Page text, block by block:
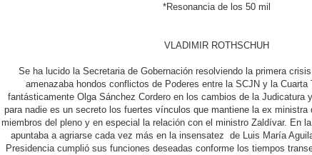
*Resonancia de los 50 mil
VLADIMIR ROTHSCHUH
Se ha lucido la Secretaria de Gobernación resolviendo la primera
amenazaba hondos conflictos de Poderes entre la SCJN y la Cuarta
fantásticamente Olga Sánchez Cordero en los cambios de la Judicatura
para nadie es un secreto los fuertes vínculos que mantiene la ex ministra
miembros del pleno y en especial la relación con el ministro Zaldívar. En
apuntaba a agriarse cada vez más en la insensatez de Luis María
Presidencia cumplió sus funciones deseadas conforme los tiempos